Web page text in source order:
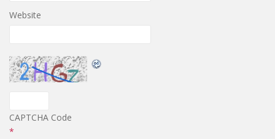
Website
CAPTCHA Code
*